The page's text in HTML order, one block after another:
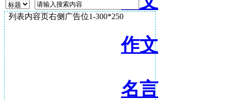
作文
名言
列表内容页右侧广告位1-300*250